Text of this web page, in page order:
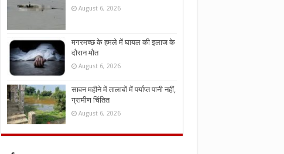
August 6, 2026
मगरमच्छ के हमले में घायल की इलाज के
दौरान मौत
August 6, 2026
सावन महीने में तालाबों में पर्याप्त पानी नहीं,
ग्रामीण चिंतित
August 6, 2026